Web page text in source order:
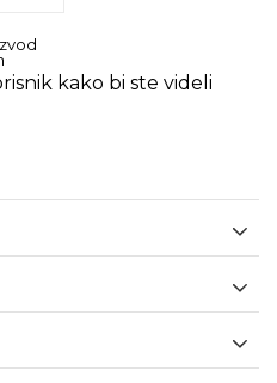
kako bi ste videli